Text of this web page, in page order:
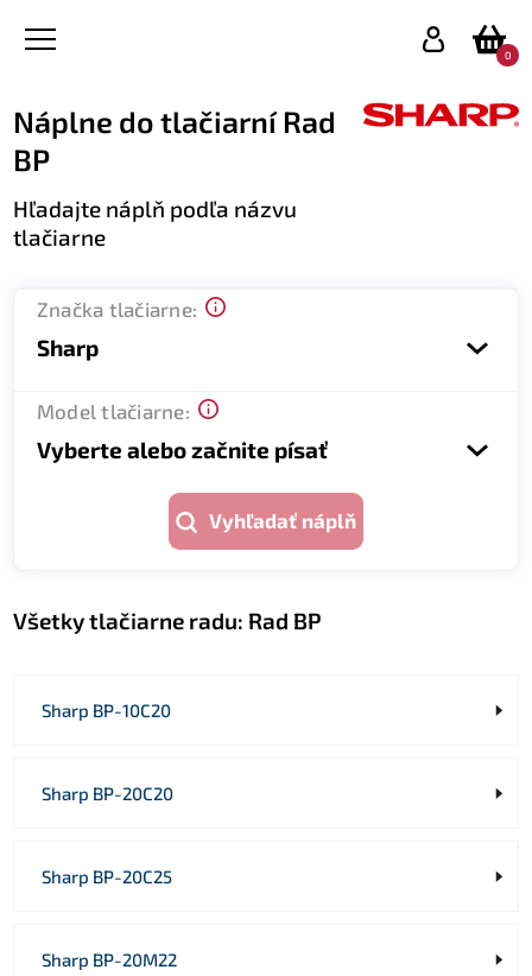
0
Náplne do tlačiarní Rad
BP
Hľadajte náplň podľa názvu
tlačiarne
Značka tlačiarne:
Sharp
Model tlačiarne:
Vyberte alebo začnite písať
Vyhľadať náplň
Všetky tlačiarne radu: Rad BP
Sharp BP-10C20
Sharp BP-20C20
Sharp BP-20C25
Sharp BP-20M22